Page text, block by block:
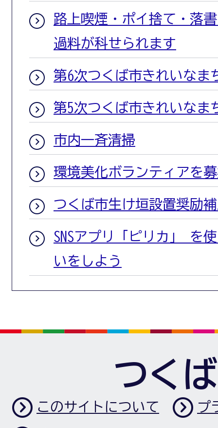
路上喫煙・ポイ捨て・落
過料が科せられます
第6次つくば市きれいなま
第5次つくば市きれいなま
市内一斉清掃
環境美化ボランティアを
つくば市生け垣設置奨励
SNSアプリ「ピリカ」 を
いをしよう
つく
このサイトについて プ